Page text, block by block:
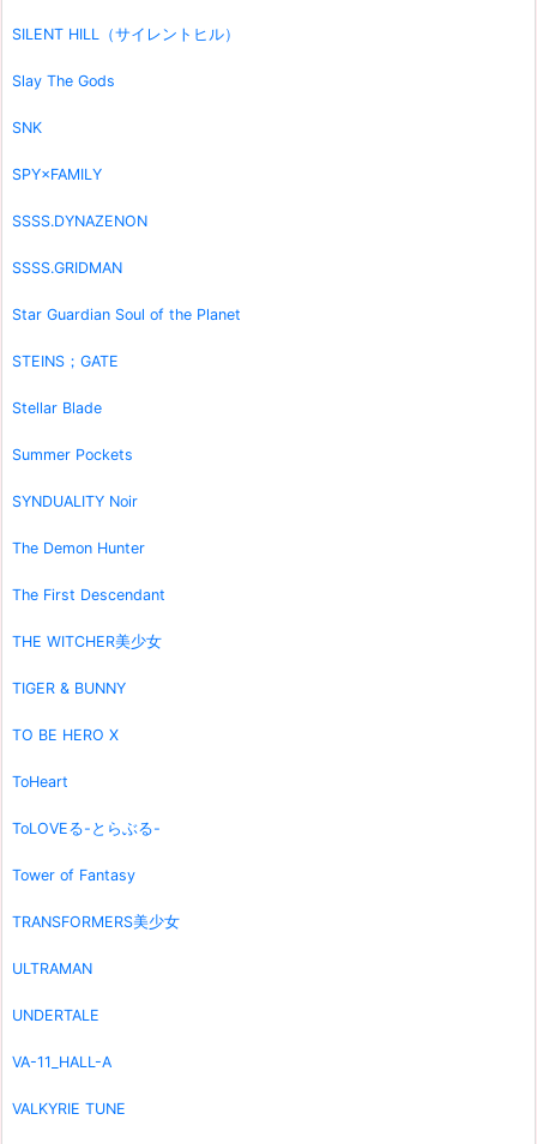
SILENT HILL（サイレントヒル）
Slay The Gods
SNK
SPY×FAMILY
SSSS.DYNAZENON
SSSS.GRIDMAN
Star Guardian Soul of the Planet
STEINS；GATE
Stellar Blade
Summer Pockets
SYNDUALITY Noir
The Demon Hunter
The First Descendant
THE WITCHER美少女
TIGER & BUNNY
TO BE HERO X
ToHeart
ToLOVEる-とらぶる-
Tower of Fantasy
TRANSFORMERS美少女
ULTRAMAN
UNDERTALE
VA-11_HALL-A
VALKYRIE TUNE